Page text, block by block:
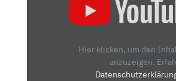
Hier klicken, um den
anzuzeigen.